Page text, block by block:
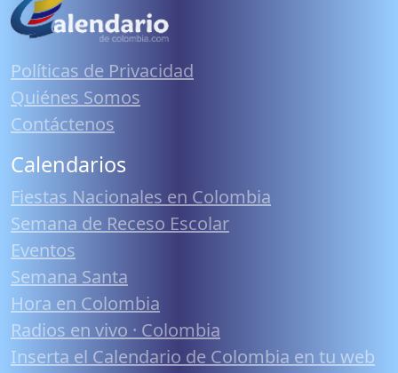
Políticas de Privacidad
Quiénes Somos
Contáctenos
Calendarios
Fiestas Nacionales en Colombia
Semana de Receso Escolar
Eventos
Semana Santa
Hora en Colombia
Radios en vivo · Colombia
Inserta el Calendario de Colombia en tu web